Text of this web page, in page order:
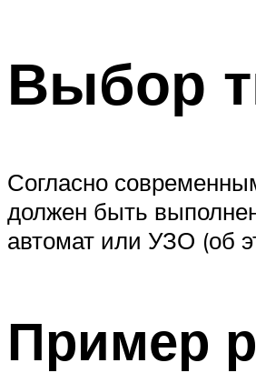
Выбор
Согласно
должен быть
автомат или УЗО (об
Пример